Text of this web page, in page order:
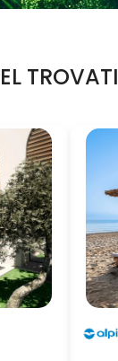
TROVATI